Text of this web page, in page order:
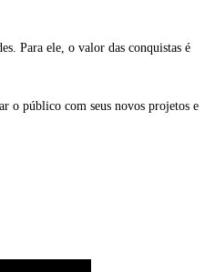
Para ele, o valor das conquistas é
o público com seus novos projetos e